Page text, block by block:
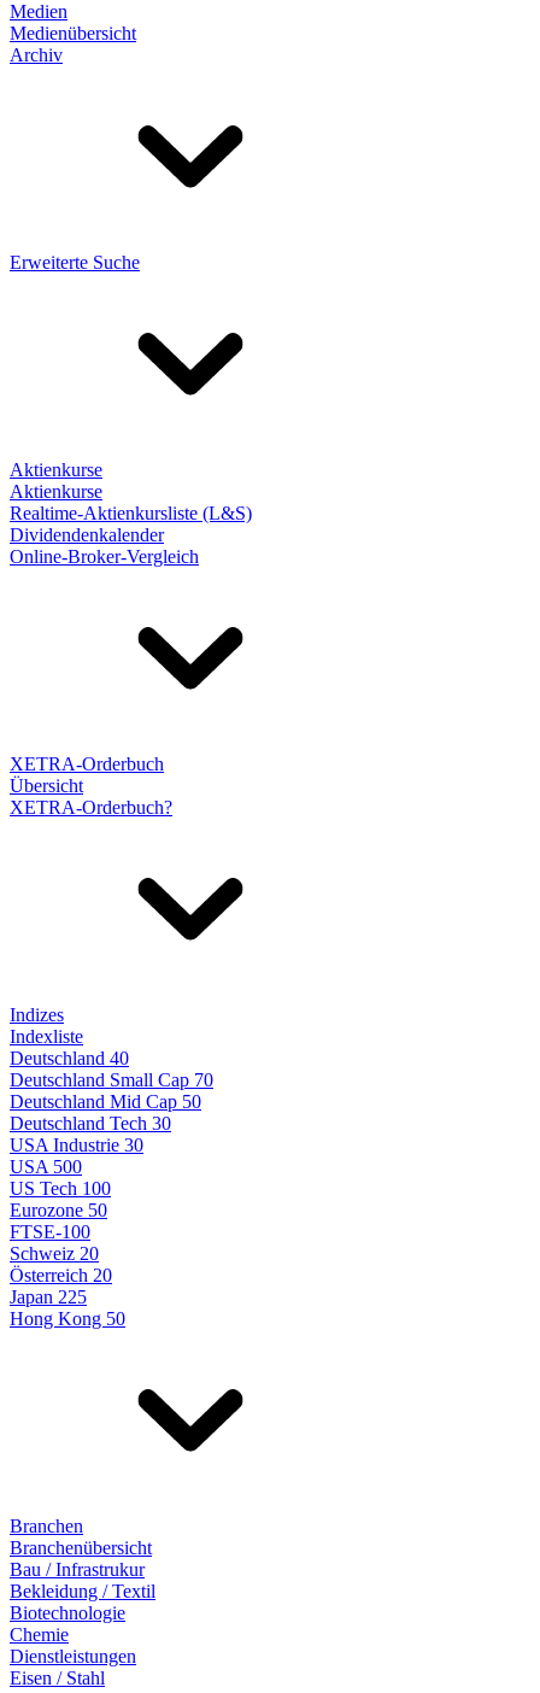
Medien
Medienübersicht
Archiv
Erweiterte Suche
Aktienkurse
Aktienkurse
Realtime-Aktienkursliste (L&S)
Dividendenkalender
Online-Broker-Vergleich
XETRA-Orderbuch
Übersicht
XETRA-Orderbuch?
Indizes
Indexliste
Deutschland 40
Deutschland Small Cap 70
Deutschland Mid Cap 50
Deutschland Tech 30
USA Industrie 30
USA 500
US Tech 100
Eurozone 50
FTSE-100
Schweiz 20
Österreich 20
Japan 225
Hong Kong 50
Branchen
Branchenübersicht
Bau / Infrastrukur
Bekleidung / Textil
Biotechnologie
Chemie
Dienstleistungen
Eisen / Stahl